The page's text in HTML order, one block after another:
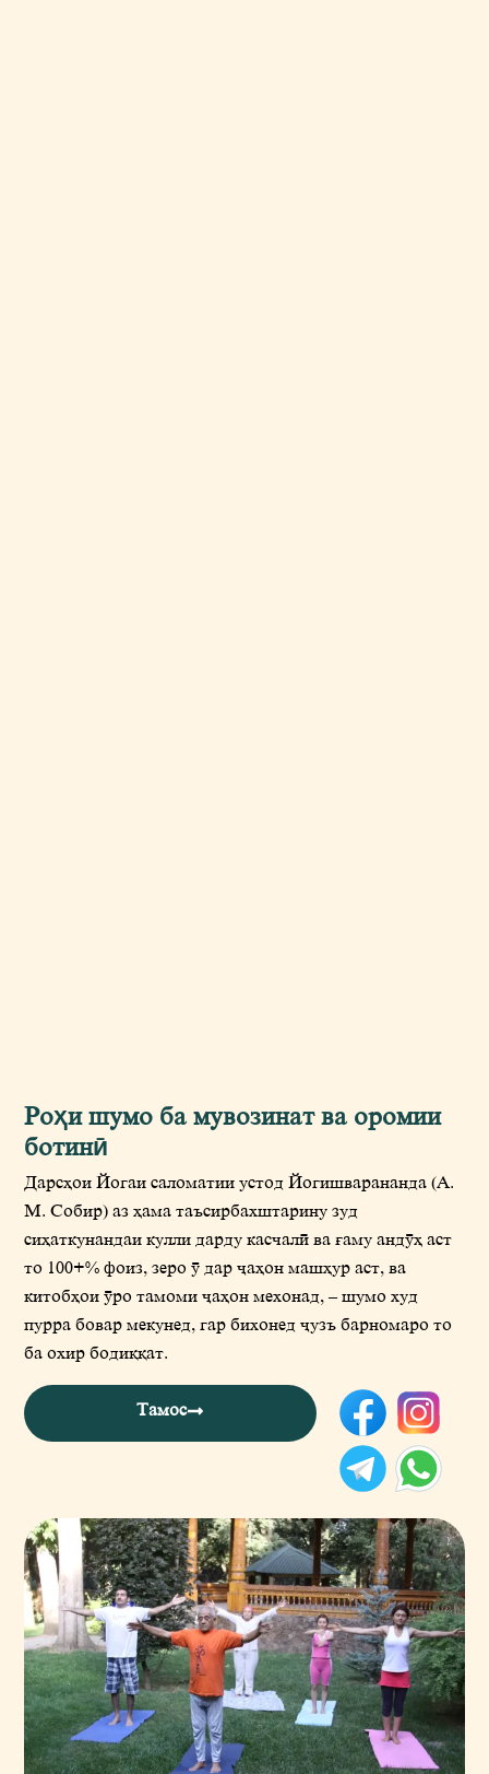
Роҳи шумо ба мувозинат ва оромии
ботинӣ
Дарсњои Йогаи саломатии устод Йогишварананда (А.
М. Собир) аз њама таъсирбахштарину зуд
сињаткунандаи кулли дарду касчалї ва ѓаму андўњ аст
то 100+% фоиз, зеро ў дар љањон машњур аст, ва
китобњои ўро тамоми љањон мехонад, – шумо худ
пурра бовар мекунед, гар бихонед љузъ барномаро то
ба охир бодиќќат.
Тамос